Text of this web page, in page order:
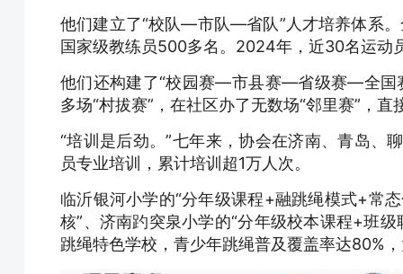
他们建立了“校队—市队—省队”人才培养体系
国家级教练员500多名。2024年，近30名运动
他们还构建了“校园赛—市县赛—省级赛—全国
多场“村拔赛”，在社区办了无数场“邻里赛”，
“培训是后劲。”七年来，协会在济南、青岛、
员专业培训，累计培训超1万人次。
临沂银河小学的“分年级课程+融跳绳模式+常
核”、济南趵突泉小学的“分年级校本课程+班
跳绳特色学校，青少年跳绳普及覆盖率达80%